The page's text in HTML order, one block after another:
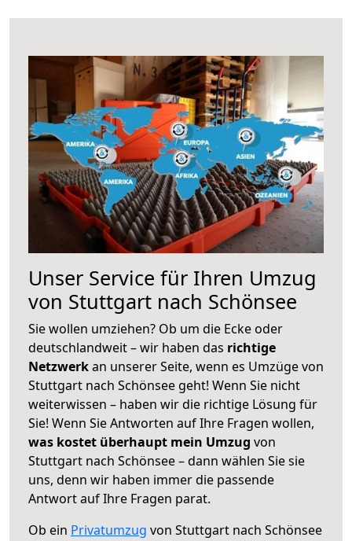
Unser Service für Ihren Umzug
von Stuttgart nach Schönsee
Sie wollen umziehen? Ob um die Ecke oder
deutschlandweit – wir haben das richtige
Netzwerkan unserer Seite, wenn es Umzüge von
Stuttgart nach Schönsee geht! Wenn Sie nicht
weiterwissen – haben wir die richtige Lösung für
Sie! Wenn Sie Antworten auf Ihre Fragen wollen,
was kostet überhaupt mein Umzug von
Stuttgart nach Schönsee – dann wählen Sie sie
uns, denn wir haben immer die passende
Antwort auf Ihre Fragen parat.
Ob ein Privatumzug von Stuttgart nach Schönsee